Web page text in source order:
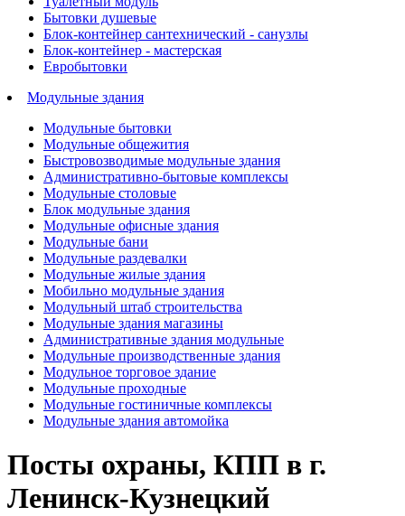
Бытовки душевые
Блок-контейнер сантехнический - санузлы
Блок-контейнер - мастерская
Евробытовки
Модульные здания
Модульные бытовки
Модульные общежития
Быстровозводимые модульные здания
Административно-бытовые комплексы
Модульные столовые
Блок модульные здания
Модульные офисные здания
Модульные бани
Модульные раздевалки
Модульные жилые здания
Мобильно модульные здания
Модульный штаб строительства
Модульные здания магазины
Административные здания модульные
Модульные производственные здания
Модульное торговое здание
Модульные проходные
Модульные гостиничные комплексы
Модульные здания автомойка
Посты охраны, КПП в г.
Ленинск-Кузнецкий